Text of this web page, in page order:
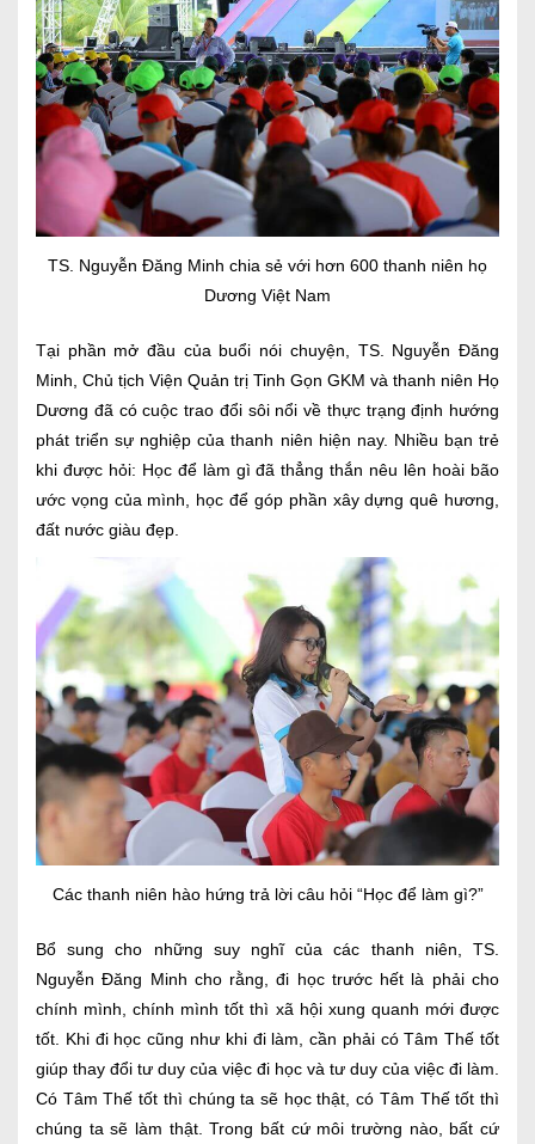
TS. Nguyễn Đăng Minh chia sẻ với hơn 600 thanh niên họ
Dương Việt Nam
Tại phần mở đầu của buổi nói chuyện, TS. Nguyễn Đăng
Minh, Chủ tịch Viện Quản trị Tinh Gọn GKM và thanh niên Họ
Dương đã có cuộc trao đổi sôi nổi về thực trạng định hướng
phát triển sự nghiệp của thanh niên hiện nay. Nhiều bạn trẻ
khi được hỏi: Học để làm gì đã thẳng thắn nêu lên hoài bão
ước vọng của mình, học để góp phần xây dựng quê hương,
đất nước giàu đẹp.
Các thanh niên hào hứng trả lời câu hỏi “Học để làm gì?”
Bổ sung cho những suy nghĩ của các thanh niên, TS.
Nguyễn Đăng Minh cho rằng, đi học trước hết là phải cho
chính mình, chính mình tốt thì xã hội xung quanh mới được
tốt. Khi đi học cũng như khi đi làm, cần phải có Tâm Thế tốt
giúp thay đổi tư duy của việc đi học và tư duy của việc đi làm.
Có Tâm Thế tốt thì chúng ta sẽ học thật, có Tâm Thế tốt thì
chúng ta sẽ làm thật. Trong bất cứ môi trường nào, bất cứ